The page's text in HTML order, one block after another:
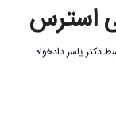
دکتر یاسر دادخواه